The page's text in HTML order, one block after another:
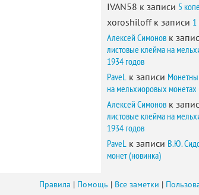
IVAN58 к записи 5
xoroshiloffк записи 1
Алексей Симонов к
листовые клейма на
1934 годов
PaveL к записи
на мельхиоровых
Алексей Симонов к
листовые клейма на
1934 годов
PaveL к записи В.Ю.
монет (новинка)
Правила | Помощь | Все заметки |